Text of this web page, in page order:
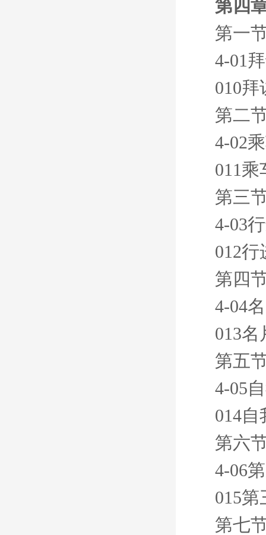
第四
第一
4-01
010
第二
4-02
011乘
第三
4-03
012行
第四
4-04
013
第五
4-05
014自
第六
4-06
015
第七